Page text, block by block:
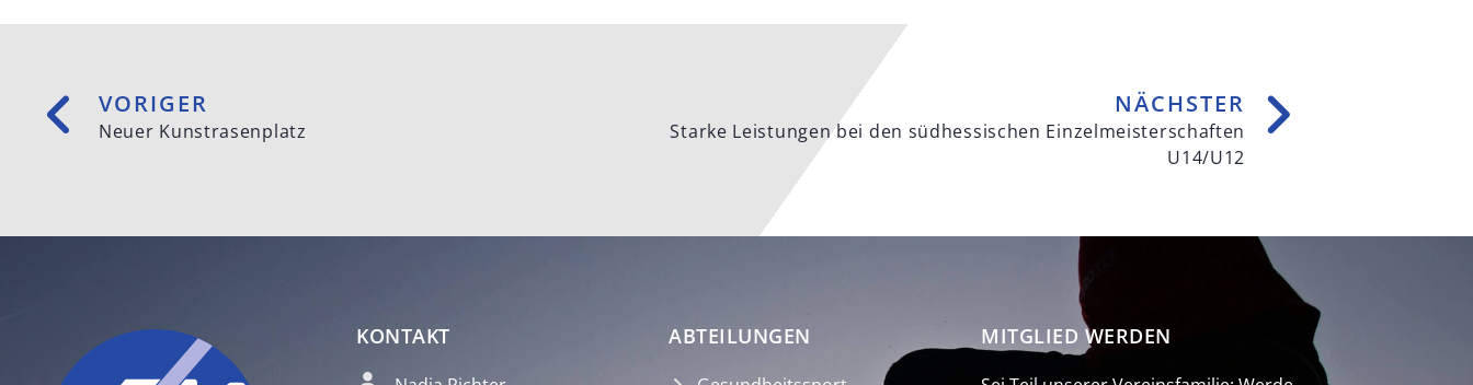
VORIGER
Neuer Kunstrasenplatz
NÄCHSTER
Starke Leistungen bei den südhessischen Einzelmeisterschaften
U14/U12
KONTAKT ABTEILUNGEN MITGLIED WERDEN